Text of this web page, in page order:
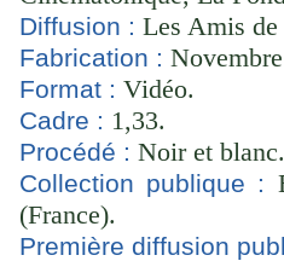
Diffusion : Les Amis
Fabrication :
Format : Vidéo.
Cadre : 1,33.
Procédé : Noir et
Collection publique :
(France).
Première diffusion